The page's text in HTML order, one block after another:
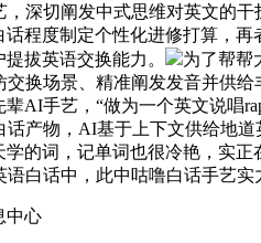
深切阐发中式思维对英文的
话程度制定个性化进修打算，
拔英语交换能力。
为了帮帮
交换场景、精准阐发发音并供
AI手艺，“做为一个英文说唱
话产物，AI基于上下文供给地
学的词，记单词也很冷艳，实
白话中，此中咕噜白话手艺实
中心